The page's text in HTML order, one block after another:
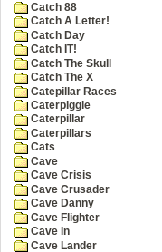
Catch 88
Catch A Letter!
Catch Day
Catch IT!
Catch The Skull
Catch The X
Catepillar Races
Caterpiggle
Caterpillar
Caterpillars
Cats
Cave
Cave Crisis
Cave Crusader
Cave Danny
Cave Flighter
Cave In
Cave Lander